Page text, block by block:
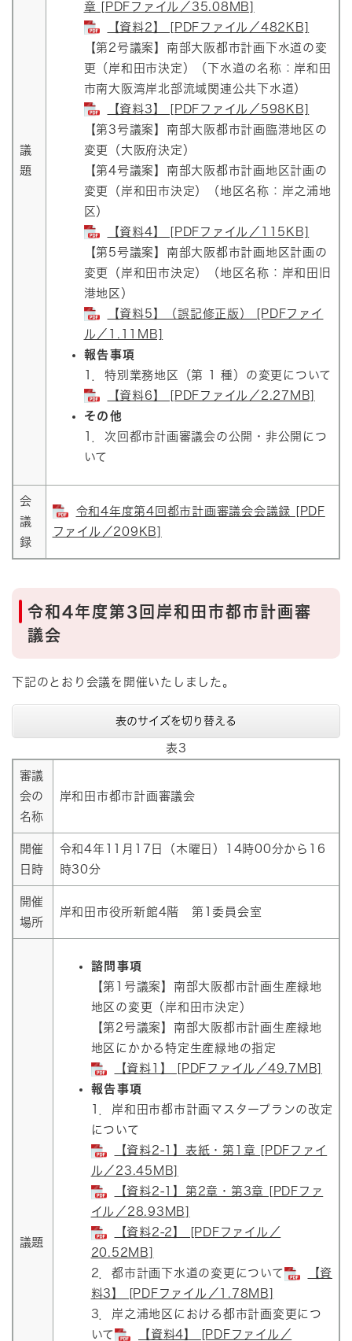
議
題
章 [PDFファイル／35.08MB]
【資料2】 [PDFファイル／482KB]
【第2号議案】南部大阪都市計画下水道の変
更（岸和田市決定）（下水道の名称：岸和田
市南大阪湾岸北部流域関連公共下水道）
【資料3】 [PDFファイル／598KB]
【第3号議案】南部大阪都市計画臨港地区の
変更（大阪府決定）
【第4号議案】南部大阪都市計画地区計画の
変更（岸和田市決定）（地区名称：岸之浦地
区）
【資料4】 [PDFファイル／115KB]
【第5号議案】南部大阪都市計画地区計画の
変更（岸和田市決定）（地区名称：岸和田旧
港地区）
【資料5】（誤記修正版） [PDFファイ
ル／1.11MB]
報告事項
1．特別業務地区（第 1 種）の変更について​
【資料6】 [PDFファイル／2.27MB]
その他
1．次回都市計画審議会の公開・非公開につ
いて
会
議
録
令和4年度第4回都市計画審議会会議録 [PDF
ファイル／209KB]
令和4年度第3回岸和田市都市計画審
議会
下記のとおり会議を開催いたしました。
表のサイズを切り替える
表3
審議
会の
名称
岸和田市都市計画審議会
開催
日時
令和4年11月17日（木曜日）14時00分から16
時30分
開催
場所
岸和田市役所新館4階 第1委員会室
議題
諮問事項
【第1号議案】南部大阪都市計画生産緑地
地区の変更（岸和田市決定）
【第2号議案】南部大阪都市計画生産緑地
地区にかかる特定生産緑地の指定
【資料1】 [PDFファイル／49.7MB]
報告事項
1．岸和田市都市計画マスタープランの改定
について
【資料2-1】表紙・第1章 [PDFファイ
ル／23.45MB]
【資料2-1】第2章・第3章 [PDFファ
イル／28.93MB]
【資料2-2】 [PDFファイル／
20.52MB]
2．都市計画下水道の変更について
【資
料3】 [PDFファイル／1.78MB]
3．岸之浦地区における都市計画変更につ
いて
【資料4】 [PDFファイル／